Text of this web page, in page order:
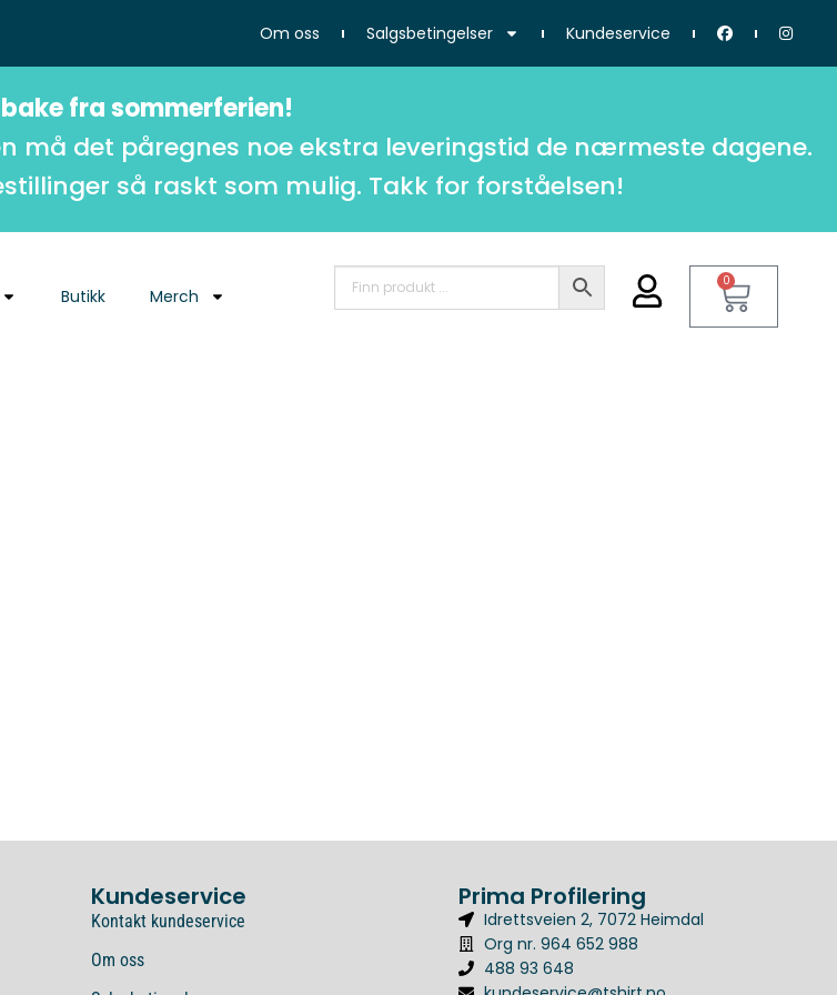
Om oss Salgsbetingelser Kundeservice
fra sommerferien!
må det påregnes noe ekstra leveringstid de nærmeste dagene.
så raskt som mulig. Takk for forståelsen!
Butikk Merch
0
Kundeservice Prima Profilering
Kontakt kundeservice
Om oss
Idrettsveien 2, 7072 Heimdal
Org nr. 964 652 988
488 93 648